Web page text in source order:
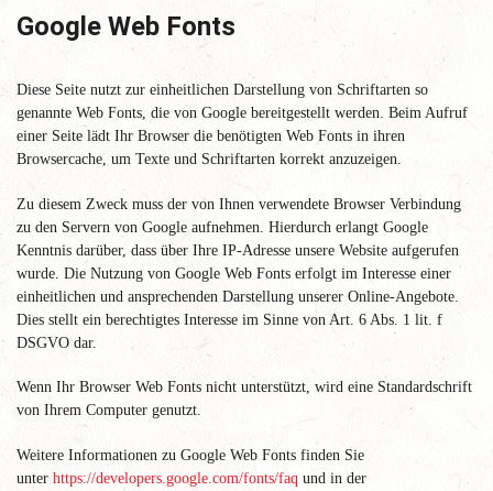
Google Web Fonts
Diese Seite nutzt zur einheitlichen Darstellung von Schriftarten so
genannte Web Fonts, die von Google bereitgestellt werden. Beim Aufruf
einer Seite lädt Ihr Browser die benötigten Web Fonts in ihren
Browsercache, um Texte und Schriftarten korrekt anzuzeigen.
Zu diesem Zweck muss der von Ihnen verwendete Browser Verbindung
zu den Servern von Google aufnehmen. Hierdurch erlangt Google
Kenntnis darüber, dass über Ihre IP-Adresse unsere Website aufgerufen
wurde. Die Nutzung von Google Web Fonts erfolgt im Interesse einer
einheitlichen und ansprechenden Darstellung unserer Online-Angebote.
Dies stellt ein berechtigtes Interesse im Sinne von Art. 6 Abs. 1 lit. f
DSGVO dar.
Wenn Ihr Browser Web Fonts nicht unterstützt, wird eine Standardschrift
von Ihrem Computer genutzt.
Weitere Informationen zu Google Web Fonts finden Sie
unter https://developers.google.com/fonts/faq und in der